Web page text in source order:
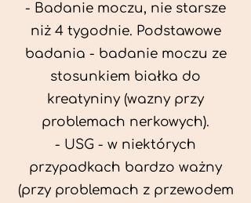
- Badanie moczu, nie starsze
niż 4 tygodnie. Podstawowe
badania - badanie moczu ze
stosunkiem białka do
kreatyniny (wazny przy
problemach nerkowych).
- USG - w niektórych
przypadkach bardzo ważny
(przy problemach z przewodem